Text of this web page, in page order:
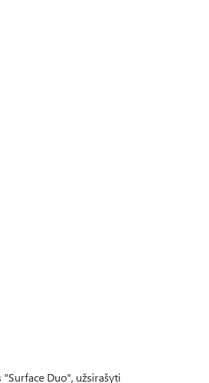
Duo", užsirašyti